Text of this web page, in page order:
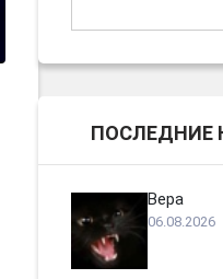
ПОСЛЕДНИЕ
Вера
06.08.2026